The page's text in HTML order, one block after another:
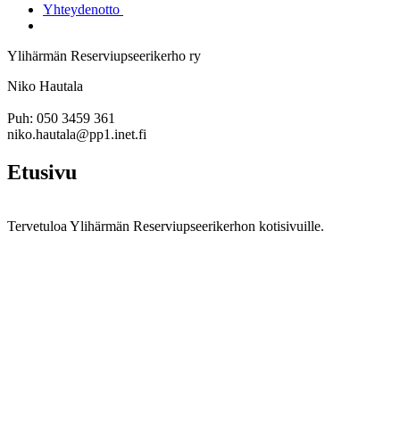
Yhteydenotto
Ylihärmän Reserviupseerikerho ry
Niko Hautala
Puh: 050 3459 361
niko.hautala@pp1.inet.fi
Etusivu
Tervetuloa Ylihärmän Reserviupseerikerhon kotisivuille.